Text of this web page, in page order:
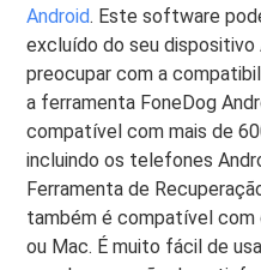
Android. Este software
excluído do seu dispositivo
preocupar com a
a ferramenta FoneDog
compatível com mais de
incluindo os telefones
Ferramenta de
também é compatível com
ou Mac. É muito fácil de